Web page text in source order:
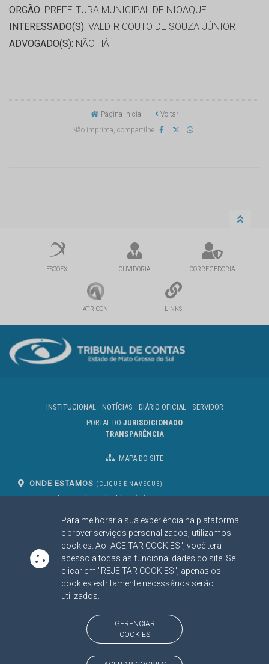
Para melhorar a sua experiência na plataforma
e prover serviços personalizados, utilizamos
cookies. Ao "ACEITAR COOKIES", você terá
acesso a todas as funcionalidades do site. Se
clicar em "REJEITAR COOKIES", apenas os
cookies estritamente necessários serão
utilizados.
GERENCIAR
COOKIES
ORGÃO: PREFEITURA MUNICIPAL DE NIOAQUE
INTERESSADO(S): VALDIR COUTO DE SOUZA JÚNIOR
ADVOGADO(S): NÃO HÁ
Página Inicial
Voltar
Não imprima, compartilhe
ESCOEX OUVIDORIA CORREGEDORIA
ATRICON LINKS
INSTITUCIONAL NOTÍCIAS DIÁRIO OFICIAL
SERVIDOR
PORTAL DO JURISDICIONADO
TRANSPARÊNCIA
MAPA DO SITE
ONDE ESTAMOS (CLIQUE E NAVEGUE)
Av. Des. José Nunes da Cunha, bloco
Campo Grande/MS
CEP: 79031-310
(67) 3317-1500
SIGA NOSSAS REDES SOCIAIS
Linked InYoutube
Facebook
X
BAIXE NOSSO APLICATIVO